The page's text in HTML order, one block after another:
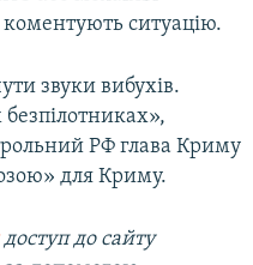
ситуацію.
звуки вибухів.
РФ глава Криму
для Криму.
доступ до сайту